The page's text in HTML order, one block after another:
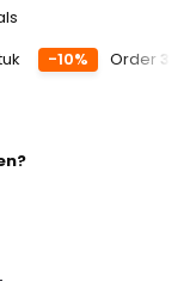
-10% Order 3